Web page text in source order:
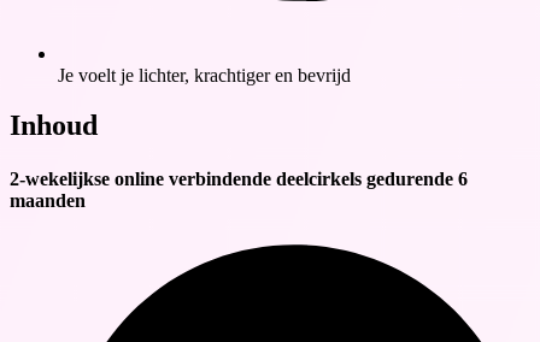
Je voelt je lichter, krachtiger en bevrijd
Inhoud
2-wekelijkse online verbindende deelcirkels gedurende 6
maanden